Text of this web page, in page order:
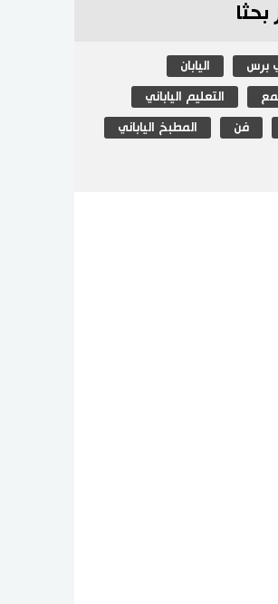
بحثا
برس اليابان
التعليم الياباني
فن المطبخ الياباني